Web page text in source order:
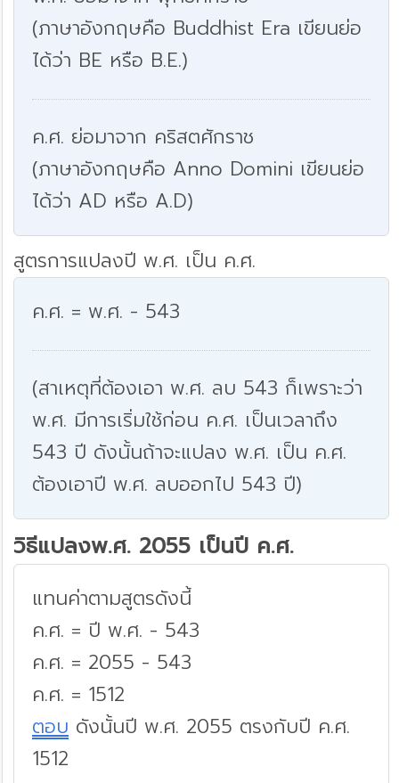
(ภาษาอังกฤษคือ Buddhist Era เขียนย่อ
ได้ว่า BE หรือ B.E.)
ค.ศ. ย่อมาจาก คริสตศักราช
(ภาษาอังกฤษคือ Anno Domini เขียนย่อ
ได้ว่า AD หรือ A.D)
สูตรการแปลงปี พ.ศ. เป็น ค.ศ.
ค.ศ. = พ.ศ. - 543
(สาเหตุที่ต้องเอา พ.ศ. ลบ 543 ก็เพราะว่า
พ.ศ. มีการเริ่มใช้ก่อน ค.ศ. เป็นเวลาถึง
543 ปี ดังนั้นถ้าจะแปลง พ.ศ. เป็น ค.ศ.
ต้องเอาปี พ.ศ. ลบออกไป 543 ปี)
วิธีแปลงพ.ศ. 2055 เป็นปี ค.ศ.
แทนค่าตามสูตรดังนี้
ค.ศ. = ปี พ.ศ. - 543
ค.ศ. = 2055 - 543
ค.ศ. = 1512
ตอบ ดังนั้นปี พ.ศ. 2055 ตรงกับปี ค.ศ.
1512